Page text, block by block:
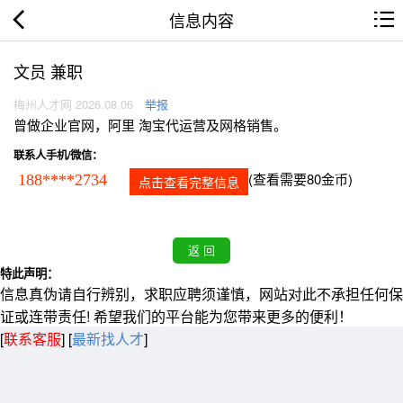
信息内容
文员 兼职
梅州人才网 2026.08.06 举报
曾做企业官网，阿里 淘宝代运营及网格销售。
联系人手机/微信：
188****2734 点击查看完整信息 (查看需要80金币)
特此声明：
信息真伪请自行辨别，求职应聘须谨慎，网站对此不承担任何保
证或连带责任! 希望我们的平台能为您带来更多的便利！
[联系客服] [最新找人才]